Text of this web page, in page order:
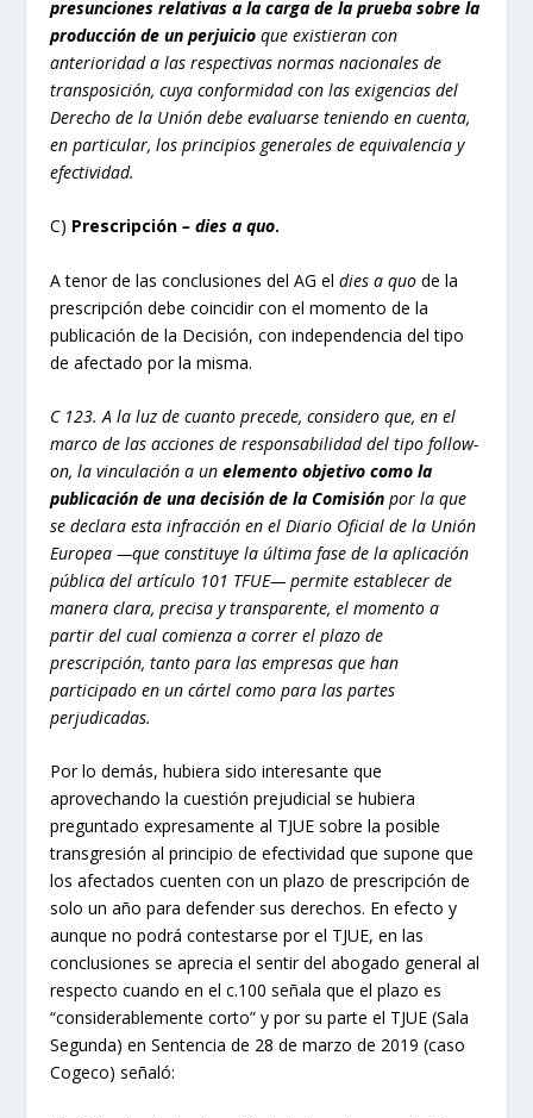
presunciones relativas a la carga de la prueba sobre la
producción de un perjuicio que existieran con
anterioridad a las respectivas normas nacionales de
transposición, cuya conformidad con las exigencias del
Derecho de la Unión debe evaluarse teniendo en cuenta,
en particular, los principios generales de equivalencia y
efectividad.
C) Prescripción – dies a quo.
A tenor de las conclusiones del AG eldies a quode la
prescripción debe coincidir con el momento de la
publicación de la Decisión, con independencia del tipo
de afectado por la misma.
C 123. A la luz de cuanto precede, considero que, en el
marco de las acciones de responsabilidad del tipo follow-
on, la vinculación a unelemento objetivo como la
publicación de una decisión de la Comisiónpor la que
se declara esta infracción en el Diario Oficial de la Unión
Europea —que constituye la última fase de la aplicación
pública del artículo 101 TFUE— permite establecer de
manera clara, precisa y transparente, el momento a
partir del cual comienza a correr el plazo de
prescripción, tanto para las empresas que han
participado en un cártel como para las partes
perjudicadas.
Por lo demás, hubiera sido interesante que
aprovechando la cuestión prejudicial se hubiera
preguntado expresamente al TJUE sobre la posible
transgresión al principio de efectividad que supone que
los afectados cuenten con un plazo de prescripción de
solo un año para defender sus derechos. En efecto y
aunque no podrá contestarse por el TJUE, en las
conclusiones se aprecia el sentir del abogado general al
respecto cuando en el c.100 señala que el plazo es
“considerablemente corto” y por su parte el TJUE (Sala
Segunda) en Sentencia de 28 de marzo de 2019 (caso
Cogeco) señaló: